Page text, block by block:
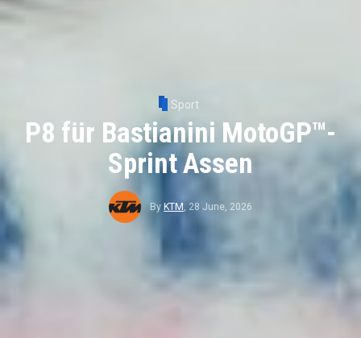
Sport
P8 für Bastianini MotoGP™-
Sprint Assen
By KTM , 28 June, 2026